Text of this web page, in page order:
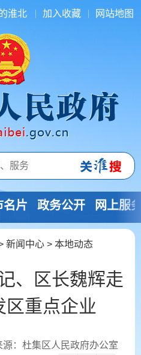
淮北 加入收藏 网站地图
名片 政务公开 网上服
新闻中心 > 本地动态
、区长魏辉走
区重点企业
源：杜集区人民政府办公室